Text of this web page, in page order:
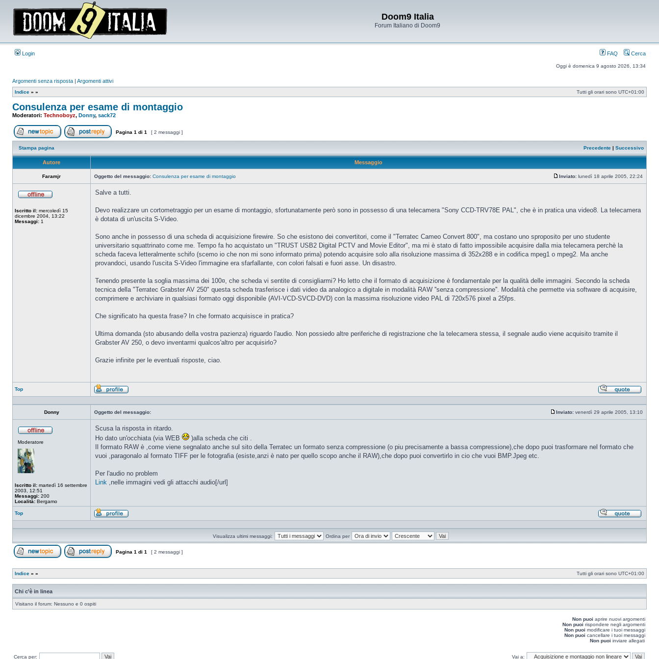
Doom9 Italia
Forum Italiano di Doom9
Login FAQ Cerca
Oggi è domenica 9 agosto 2026, 13:34
Argomenti senza risposta | Argomenti attivi
Indice » » Tutti gli orari sono UTC+01:00
Consulenza per esame di montaggio
Moderatori: Technoboyz, Donny, sack72
Apri un nuovo argomentoRispondi all’argomento
Pagina 1 di 1 [ 2 messaggi ]
Stampa pagina Precedente | Successivo
Autore Messaggio
Faramjr Oggetto del messaggio: Consulenza per esame di montaggio
Inviato: lunedì 18 aprile 2005, 22:24
Iscritto il: mercoledì 15
dicembre 2004, 13:22
Messaggi: 1
Salve a tutti.
Devo realizzare un cortometraggio per un esame di montaggio, sfortunatamente però sono in possesso di una telecamera "Sony CCD-TRV78E PAL", che è in pratica una video8. La telecamera
è dotata di un'uscita S-Video.
Sono anche in possesso di una scheda di acquisizione firewire. So che esistono dei convertitori, come il "Terratec Cameo Convert 800", ma costano uno sproposito per uno studente
universitario squattrinato come me. Tempo fa ho acquistato un "TRUST USB2 Digital PCTV and Movie Editor", ma mi è stato di fatto impossibile acquisire dalla mia telecamera perchè la
scheda faceva letteralmente schifo (scemo io che non mi sono informato prima) potendo acquisire solo alla risoluzione massima di 352x288 e in codifica mpeg1 o mpeg2. Ma anche
provandoci, usando l'uscita S-Video l'immagine era sfarfallante, con colori falsati e fuori asse. Un disastro.
Tenendo presente la soglia massima dei 100¤, che scheda vi sentite di consigliarmi? Ho letto che il formato di acquisizione è fondamentale per la qualità delle immagini. Secondo la scheda
tecnica della "Terratec Grabster AV 250" questa scheda trasferisce i dati video da analogico a digitale in modalità RAW ''senza compressione''. Modalità che permette via software di acquisire,
comprimere e archiviare in qualsiasi formato oggi disponibile (AVI-VCD-SVCD-DVD) con la massima risoluzione video PAL di 720x576 pixel a 25fps.
Che significato ha questa frase? In che formato acquisisce in pratica?
Ultima domanda (sto abusando della vostra pazienza) riguardo l'audio. Non possiedo altre periferiche di registrazione che la telecamera stessa, il segnale audio viene acquisito tramite il
Grabster AV 250, o devo inventarmi qualcos'altro per acquisirlo?
Grazie infinite per le eventuali risposte, ciao.
Top
Profilo
Donny
Oggetto del messaggio:
Inviato: venerdì 29 aprile 2005, 13:10
Moderatore
Iscritto il: martedì 16 settembre
2003, 12:51
Messaggi: 200
Località: Bergamo
Scusa la risposta in ritardo.
Ho dato un'occhiata (via WEB
)alla scheda che citi .
Il formato RAW è ,come viene segnalato anche sul sito della Terratec un formato senza compressione (o piu precisamente a bassa compressione),che dopo puoi trasformare nel formato che
vuoi ,paragonalo al formato TIFF per le fotografia (esiste,anzi è nato per quello scopo anche il RAW),che dopo puoi convertirlo in cio che vuoi BMP.Jpeg etc.
Per l'audio no problem
Link ,nelle immagini vedi gli attacchi audio[/url]
Top
Profilo
Visualizza ultimi messaggi:
Ordina per
Pagina 1 di 1 [ 2 messaggi ]
Indice » » Tutti gli orari sono UTC+01:00
Chi c’è in linea
Visitano il forum: Nessuno e 0 ospiti
Non puoi aprire nuovi argomenti
Non puoi rispondere negli argomenti
Non puoi modificare i tuoi messaggi
Non puoi cancellare i tuoi messaggi
Non puoi inviare allegati
Cerca per: Vai a: